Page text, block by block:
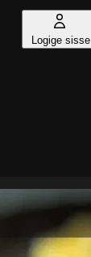
Logige sisse